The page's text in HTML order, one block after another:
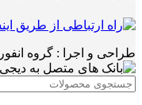
طراحی و اجرا : گروه